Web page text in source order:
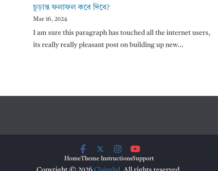
চূড়ান্ত ফলাফল কবে দিবে?
Mar 16, 2024
I am sure this paragraph has touched all the internet users,
its really really pleasant post on building up new…
HomeTheme InstructionsSupport